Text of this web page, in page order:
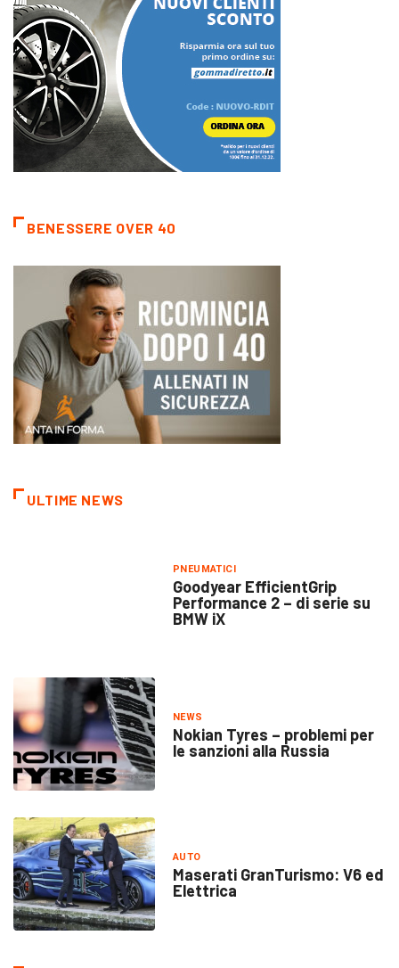
BENESSERE OVER 40
ULTIME NEWS
PNEUMATICI
Goodyear EfficientGrip
Performance 2 – di serie su
BMW iX
NEWS
Nokian Tyres – problemi per
le sanzioni alla Russia
AUTO
Maserati GranTurismo: V6 ed
Elettrica